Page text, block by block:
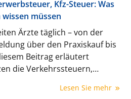
Kfz-Steuer: Was
müssen
Ärzte täglich – von der
über den Praxiskauf bis
Beitrag erläutert
die Verkehrssteuern,
die Kfz-Steuer. Ein Überblick
Lesen Sie mehr